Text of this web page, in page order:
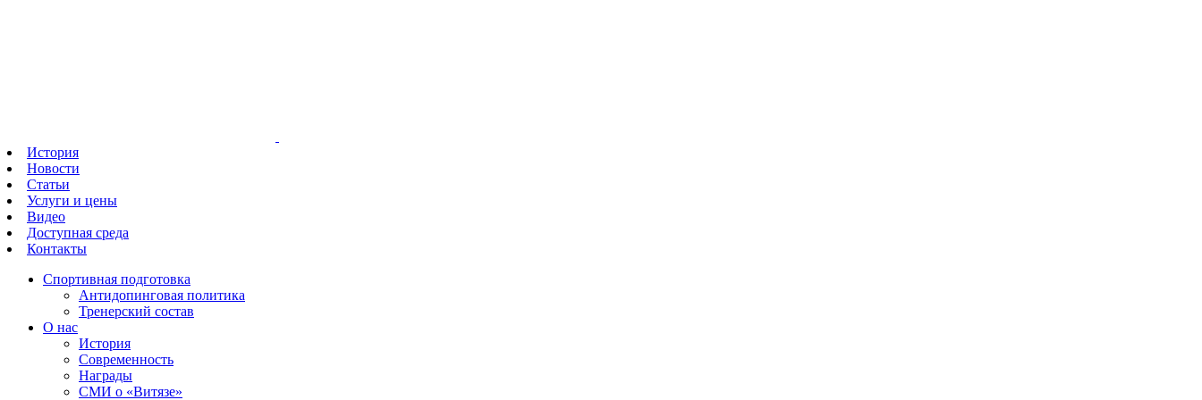
История
Новости
Статьи
Услуги и цены
Видео
Доступная среда
Контакты
Спортивная подготовка
Антидопинговая политика
Тренерский состав
О нас
История
Современность
Награды
СМИ о «Витязе»